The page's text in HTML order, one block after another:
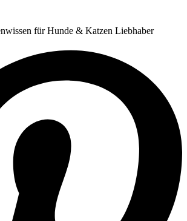
für Hunde & Katzen Liebhaber